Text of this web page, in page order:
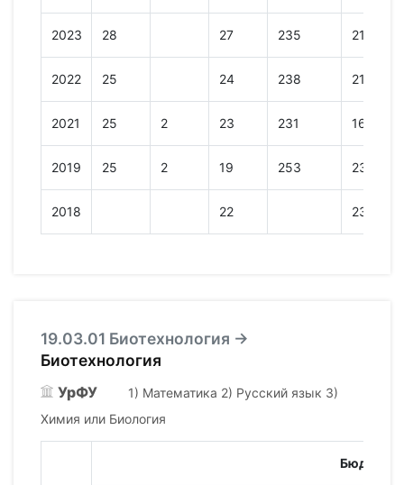
2023 28 27 235 213
2022 25 24 238 210
2021 25 2 23 231 167
2019 25 2 19 253 233
2018 22 233
19.03.01 Биотехнология →
Биотехнология
УрФУ
1) Математика 2) Русский язык 3)
Химия или Биология
Бюджет